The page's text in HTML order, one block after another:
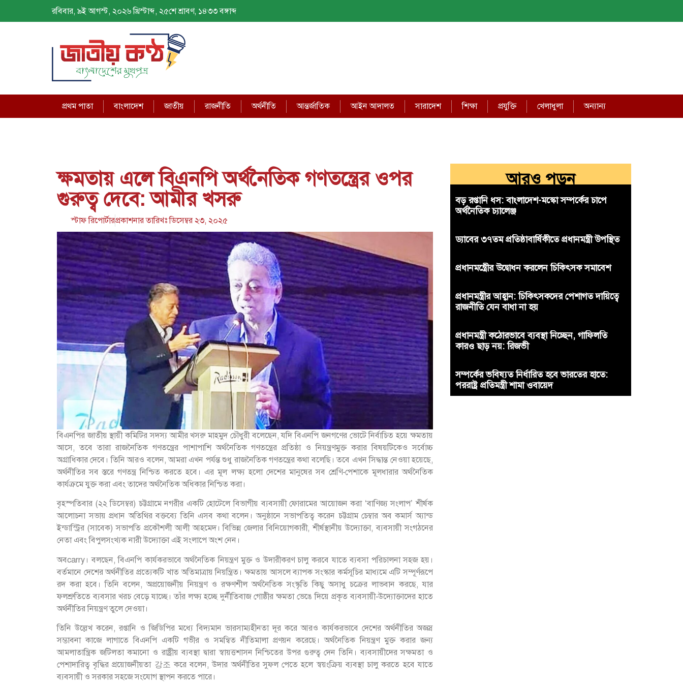
রবিবার, ৯ই আগস্ট, ২০২৬ খ্রিস্টাব্দ, ২৫শে শ্রাবণ, ১৪৩৩ বঙ্গাব্দ
প্রথম পাতা বাংলাদেশ জাতীয় রাজনীতি অর্থনীতি আন্তর্জাতিক আইন আদালত সারাদেশ শিক্ষা প্রযুক্তি খেলাধুলা অন্যান্য
ক্ষমতায় এলে বিএনপি অর্থনৈতিক গণতন্ত্রের ওপর
গুরুত্ব দেবে: আমীর খসরু
স্টাফ রিপোর্টারপ্রকাশনার তারিখঃডিসেম্বর ২৩, ২০২৫
বিএনপির জাতীয় স্থায়ী কমিটির সদস্য আমীর খসরু মাহমুদ চৌধুরী বলেছেন, যদি বিএনপি জনগণের ভোটে নির্বাচিত হয়ে ক্ষমতায়
আসে, তবে তারা রাজনৈতিক গণতন্ত্রের পাশাপাশি অর্থনৈতিক গণতন্ত্রের প্রতিষ্ঠা ও নিয়ন্ত্রণমুক্ত করার বিষয়টিকেও সর্বোচ্চ
অগ্রাধিকার দেবে। তিনি আরও বলেন, আমরা এখন পর্যন্ত শুধু রাজনৈতিক গণতন্ত্রের কথা বলেছি। তবে এখন সিদ্ধান্ত নেওয়া হয়েছে,
অর্থনীতির সব স্তরে গণতন্ত্র নিশ্চিত করতে হবে। এর মূল লক্ষ্য হলো দেশের মানুষের সব শ্রেণি-পেশাকে মূলধারার অর্থনৈতিক
কার্যক্রমে যুক্ত করা এবং তাদের অর্থনৈতিক অধিকার নিশ্চিত করা।
বৃহস্পতিবার (২২ ডিসেম্বর) চট্টগ্রামে নগরীর একটি হোটেলে বিভাগীয় ব্যবসায়ী ফোরামের আয়োজন করা ‘বাণিজ্য সংলাপ’ শীর্ষক
আলোচনা সভায় প্রধান অতিথির বক্তব্যে তিনি এসব কথা বলেন। অনুষ্ঠানে সভাপতিত্ব করেন চট্টগ্রাম চেম্বার অব কমার্স অ্যান্ড
ইন্ডাস্ট্রির (সাবেক) সভাপতি প্রকৌশলী আলী আহমেদ। বিভিন্ন জেলার বিনিয়োগকারী, শীর্ষস্থানীয় উদ্যোক্তা, ব্যবসায়ী সংগঠনের
নেতা এবং বিপুলসংখ্যক নারী উদ্যোক্তা এই সংলাপে অংশ নেন।
অবcarry। বলছেন, বিএনপি কার্যকরভাবে অর্থনৈতিক নিয়ন্ত্রণ মুক্ত ও উদারীকরণ চালু করবে যাতে ব্যবসা পরিচালনা সহজ হয়।
বর্তমানে দেশের অর্থনীতির প্রত্যেকটি খাত অতিমাত্রায় নিয়ন্ত্রিত। ক্ষমতায় আসলে ব্যাপক সংস্কার কর্মসূচির মাধ্যমে এটি সম্পূর্ণরূপে
রদ করা হবে। তিনি বলেন, অপ্রয়োজনীয় নিয়ন্ত্রণ ও রক্ষণশীল অর্থনৈতিক সংস্কৃতি কিছু অসাধু চক্রের লাভবান করছে, যার
ফলশ্রুতিতে ব্যবসার খরচ বেড়ে যাচ্ছে। তাঁর লক্ষ্য হচ্ছে দুর্নীতিবাজ গোষ্ঠীর ক্ষমতা ভেঙে দিয়ে প্রকৃত ব্যবসায়ী-উদ্যোক্তাদের হাতে
অর্থনীতির নিয়ন্ত্রণ তুলে দেওয়া।
তিনি উল্লেখ করেন, রপ্তানি ও জিডিপির মধ্যে বিদ্যমান ভারসাম্যহীনতা দূর করে আরও কার্যকরভাবে দেশের অর্থনীতির অজস্র
সম্ভাবনা কাজে লাগাতে বিএনপি একটি গভীর ও সমন্বিত নীতিমালা প্রণয়ন করেছে। অর্থনৈতিক নিয়ন্ত্রণ মুক্ত করার জন্য
আমলাতান্ত্রিক জটিলতা কমানো ও রাষ্ট্রীয় ব্যবস্থা দ্বারা স্বায়ত্তশাসন নিশ্চিতের উপর গুরুত্ব দেন তিনি। ব্যবসায়ীদের সক্ষমতা ও
পেশাদারিত্ব বৃদ্ধির প্রয়োজনীয়তা 강조 করে বলেন, উদার অর্থনীতির সুফল পেতে হলে স্বয়ংক্রিয় ব্যবস্থা চালু করতে হবে যাতে
ব্যবসায়ী ও সরকার সহজে সংযোগ স্থাপন করতে পারে।
আরও পড়ুন
বড় রপ্তানি ধস: বাংলাদেশ-মস্কো সম্পর্কের চাপে
অর্থনৈতিক চ্যালেঞ্জ
ড্যাবের ৩৭তম প্রতিষ্ঠাবার্ষিকীতে প্রধানমন্ত্রী উপস্থিত
প্রধানমন্ত্রীের উদ্বোধন করলেন চিকিৎসক সমাবেশ
প্রধানমন্ত্রীর আহ্বান: চিকিৎসকদের পেশাগত দায়িত্বে
রাজনীতি যেন বাধা না হয়
প্রধানমন্ত্রী কঠোরভাবে ব্যবস্থা নিচ্ছেন, গাফিলতি
কারও ছাড় নয়: রিজভী
সম্পর্কের ভবিষ্যত নির্ধারিত হবে ভারতের হাতে:
পররাষ্ট্র প্রতিমন্ত্রী শামা ওবায়েদ